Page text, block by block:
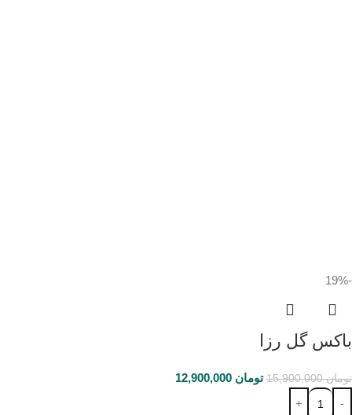
-19%
باکس گل رزا
تومان15,900,000 تومان